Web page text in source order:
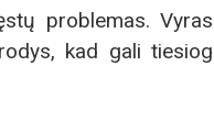
problemas. Vyras
kad gali tiesiog